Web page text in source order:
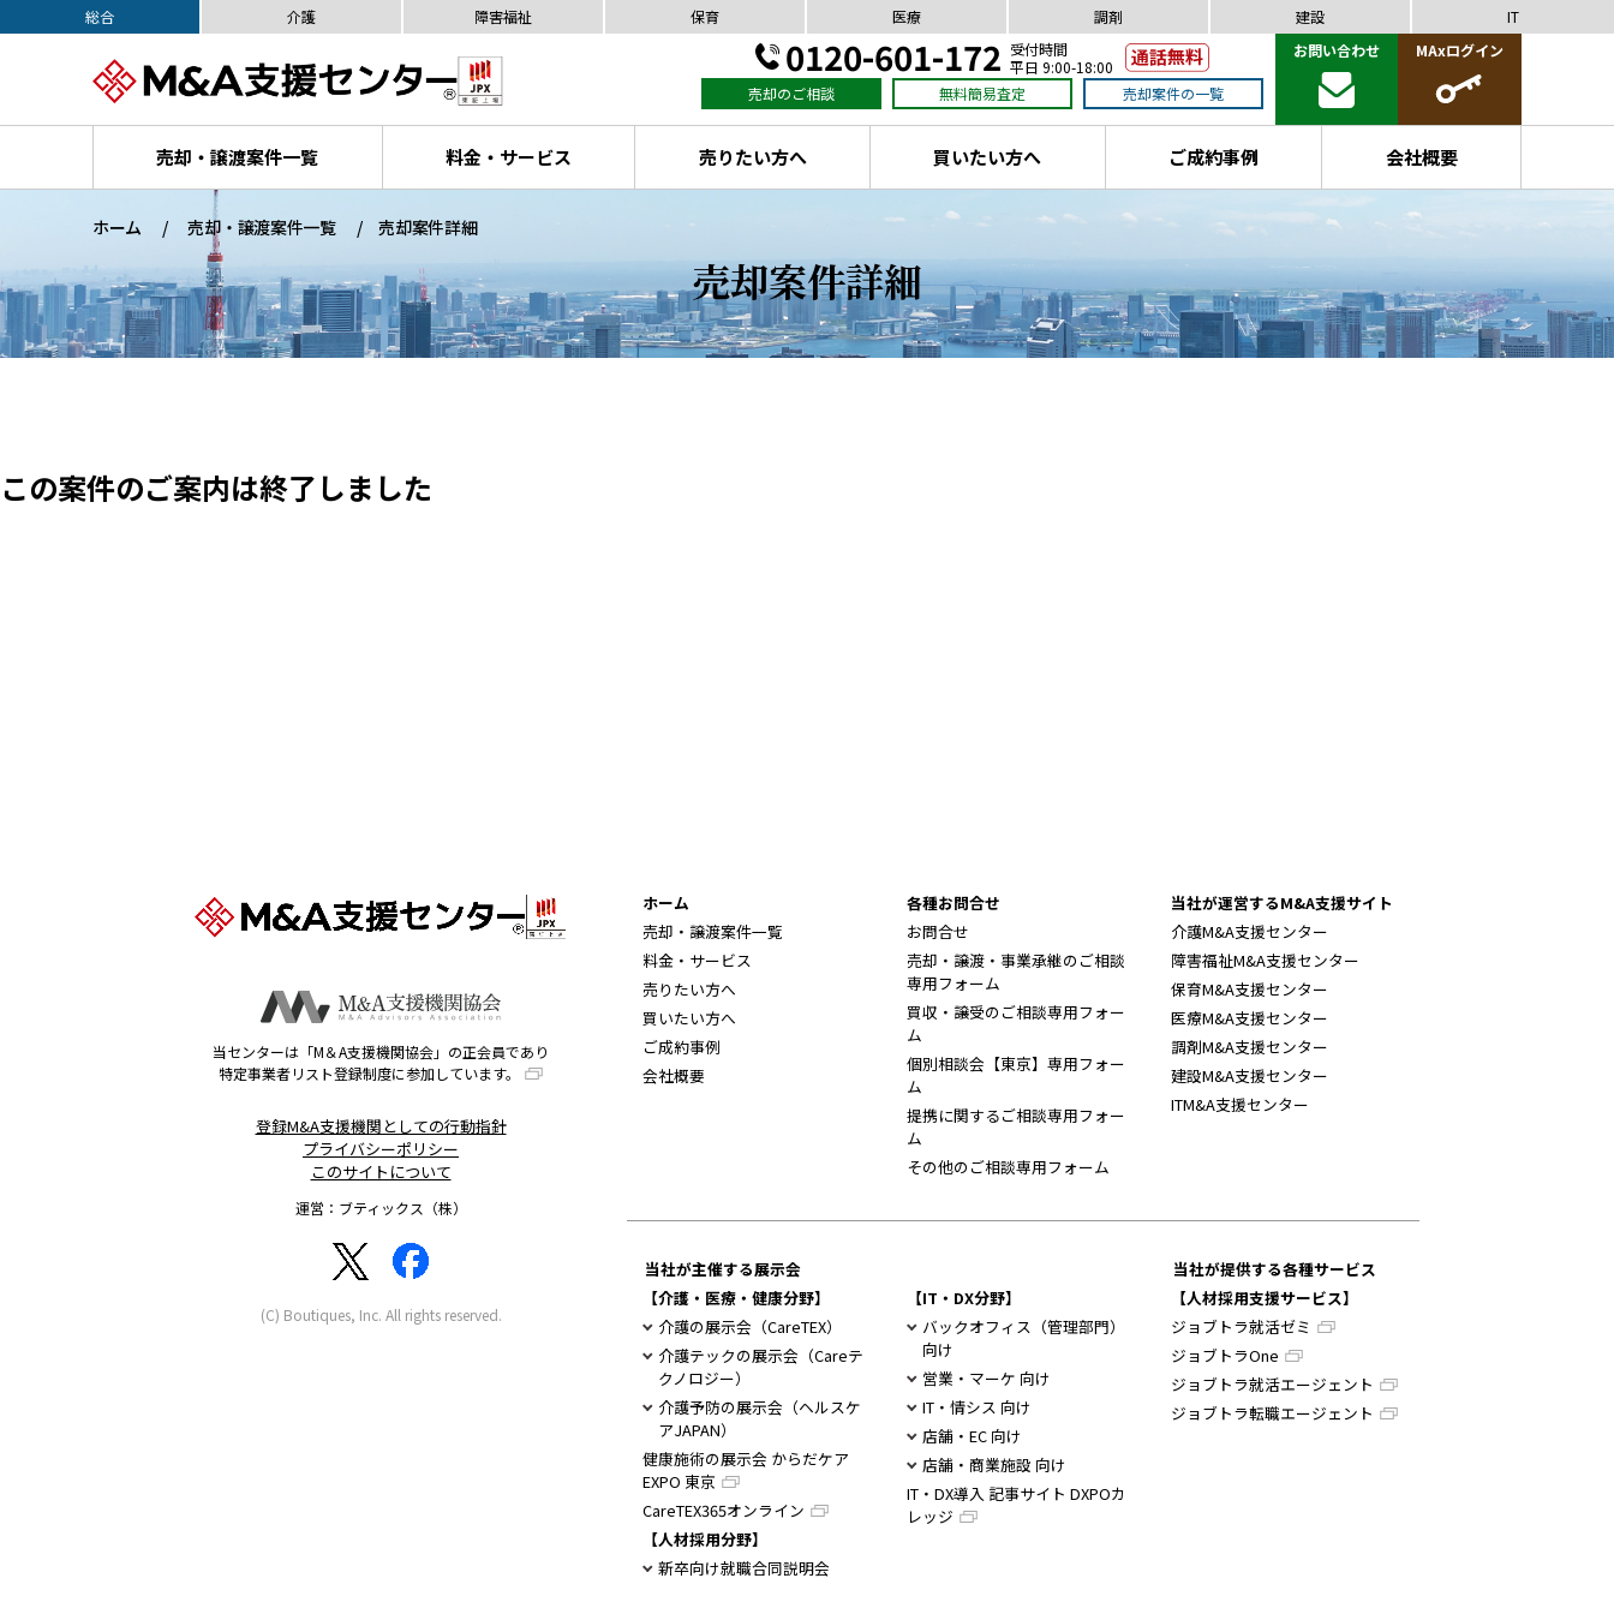
総合 介護 障害福祉 保育 医療 調剤 建設 IT
0120-601-172 受付時間
平日 9:00-18:00
売却のご相談
無料簡易査定 売却案件の一覧
お問い合わせ MAxログイン
売却・譲渡案件一覧 料金・サービス 売りたい方へ 買いたい方へ ご成約事例 会社概要
ホーム 売却・譲渡案件一覧 売却案件詳細
売却案件詳細
この案件のご案内は終了しました
当センターは「M＆A支援機関協会」の正会員であり
特定事業者リスト登録制度に参加しています。
登録M&A支援機関としての行動指針
プライバシーポリシー
このサイトについて
運営：ブティックス（株）
(C) Boutiques, Inc. All rights reserved.
ホーム
売却・譲渡案件一覧
料金・サービス
売りたい方へ
買いたい方へ
ご成約事例
会社概要
各種お問合せ
お問合せ
売却・譲渡・事業承継のご相談
専用フォーム
買収・譲受のご相談専用フォー
ム
個別相談会【東京】専用フォー
ム
提携に関するご相談専用フォー
ム
その他のご相談専用フォーム
当社が運営するM&A支援サイト
介護M&A支援センター
障害福祉M&A支援センター
保育M&A支援センター
医療M&A支援センター
調剤M&A支援センター
建設M&A支援センター
ITM&A支援センター
当社が主催する展示会
【介護・医療・健康分野】
介護の展示会（CareTEX）
介護テックの展示会（Careテ
クノロジー）
介護予防の展示会（ヘルスケ
アJAPAN）
健康施術の展示会 からだケア
EXPO 東京
CareTEX365オンライン
【人材採用分野】
新卒向け就職合同説明会
【IT・DX分野】
バックオフィス（管理部門）
向け
営業・マーケ 向け
IT・情シス 向け
店舗・EC 向け
店舗・商業施設 向け
IT・DX導入 記事サイト DXPOカ
レッジ
当社が提供する各種サービス
【人材採用支援サービス】
ジョブトラ就活ゼミ
ジョブトラOne
ジョブトラ就活エージェント
ジョブトラ転職エージェント